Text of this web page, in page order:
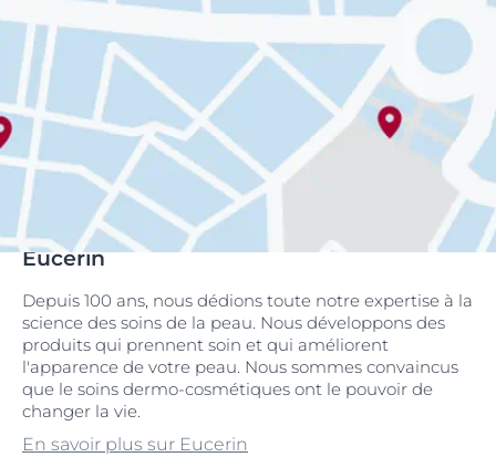
Eucerin
Depuis 100 ans, nous dédions toute notre expertise à la
science des soins de la peau. Nous développons des
produits qui prennent soin et qui améliorent
l'apparence de votre peau. Nous sommes convaincus
que le soins dermo-cosmétiques ont le pouvoir de
changer la vie.
En savoir plus sur Eucerin